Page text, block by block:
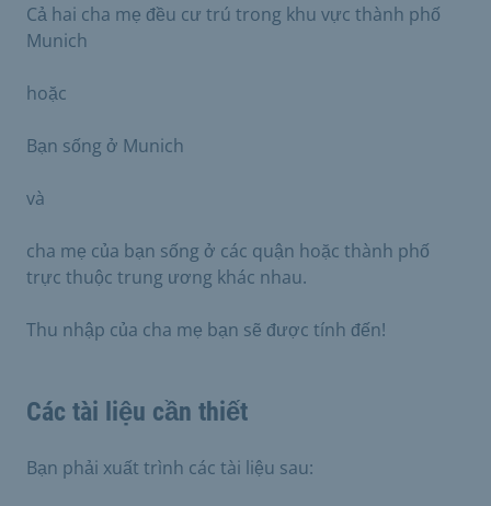
Cả hai cha mẹ đều cư trú trong khu vực thành phố
Munich
hoặc
Bạn sống ở Munich
và
cha mẹ của bạn sống ở các quận hoặc thành phố
trực thuộc trung ương khác nhau.
Thu nhập của cha mẹ bạn sẽ được tính đến!
Các tài liệu cần thiết
Bạn phải xuất trình các tài liệu sau: